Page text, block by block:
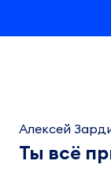
всё
придумала
сама
Алексей
Зардинов
Алексей
Ты всё